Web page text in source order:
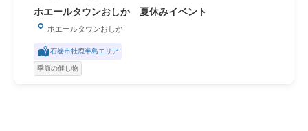
ホエールタウンおしか 夏休みイベント
ホエールタウンおしか
石巻市牡鹿半島エリア
季節の催し物